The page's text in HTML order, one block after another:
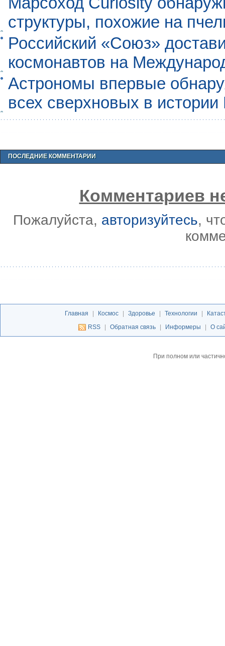
структуры, похожие на
Российский «Союз»
космонавтов на
Астрономы впервые
всех сверхновых в
ПОСЛЕДНИЕ КОММЕНТАРИИ
Комментариев
Пожалуйста, авторизуйтесь,
Главная | Космос | Здоровье | Технологии |
RSS
| Обратная связь | Информеры | О
При полном или